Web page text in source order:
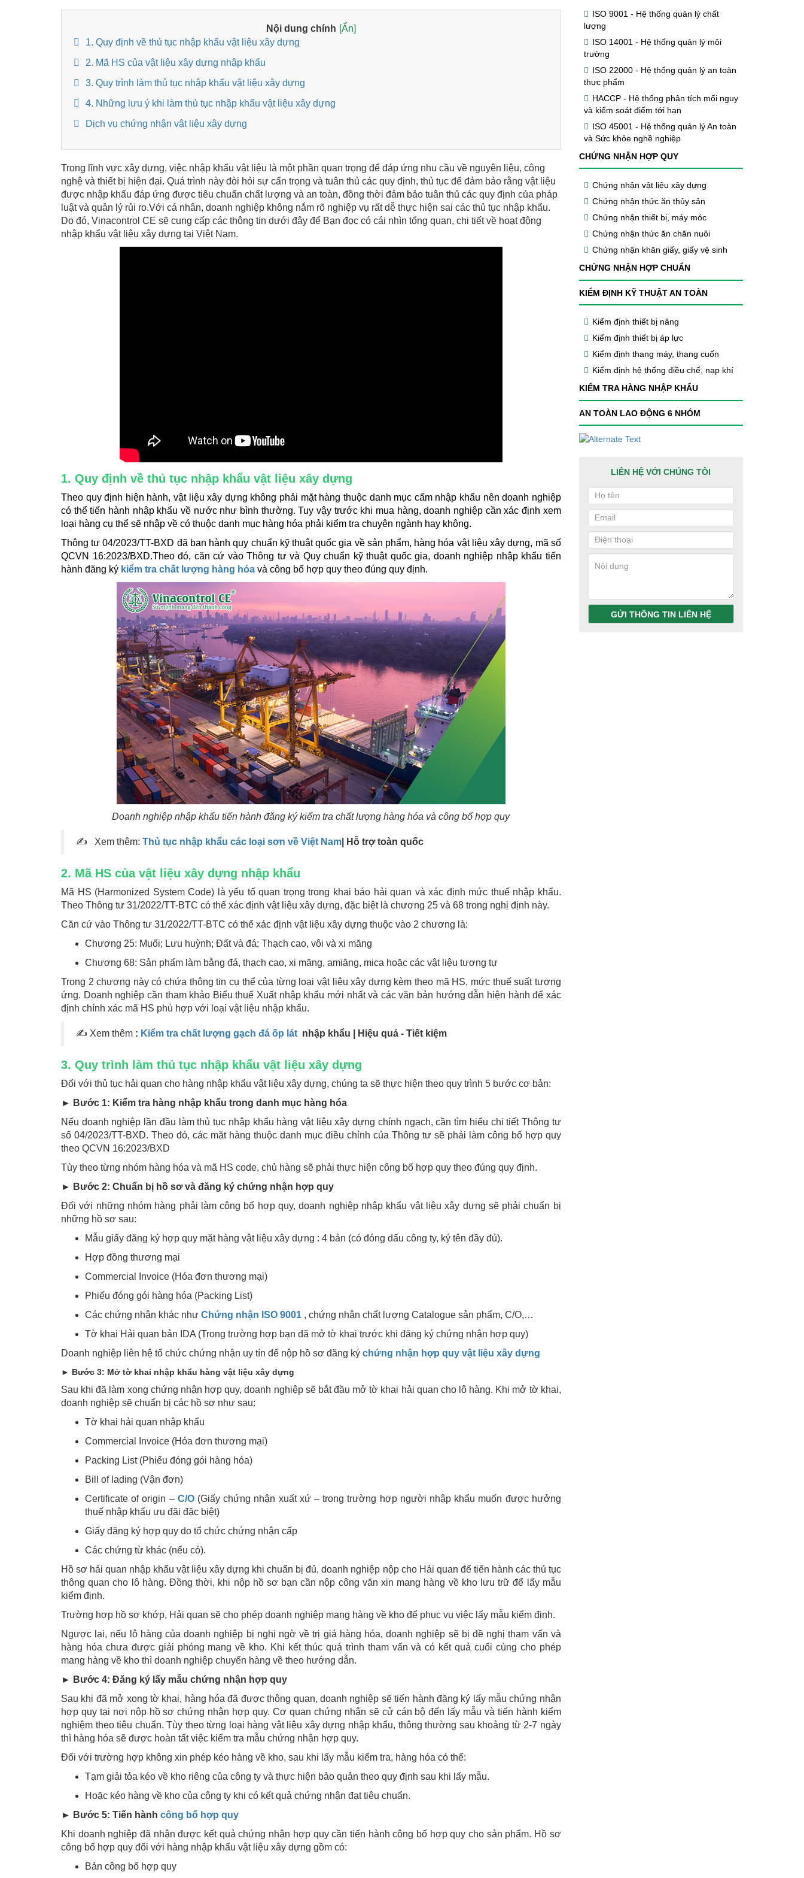
Nội dung chính [Ẩn]
1. Quy định về thủ tục nhập khẩu vật liệu xây dựng
2. Mã HS của vật liệu xây dựng nhập khẩu
3. Quy trình làm thủ tục nhập khẩu vật liệu xây dựng
4. Những lưu ý khi làm thủ tục nhập khẩu vật liệu xây dựng
Dịch vụ chứng nhận vật liệu xây dựng
Trong lĩnh vực xây dựng, việc nhập khẩu vật liệu là một phần quan trọng để đáp ứng nhu cầu về nguyên liệu, công
nghệ và thiết bị hiện đại. Quá trình này đòi hỏi sự cẩn trọng và tuân thủ các quy định, thủ tục để đảm bảo rằng vật liệu
được nhập khẩu đáp ứng được tiêu chuẩn chất lượng và an toàn, đồng thời đảm bảo tuân thủ các quy định của pháp
luật và quản lý rủi ro.Với cá nhân, doanh nghiệp không nắm rõ nghiệp vụ rất dễ thực hiện sai các thủ tục nhập khẩu.
Do đó, Vinacontrol CE sẽ cung cấp các thông tin dưới đây để Bạn đọc có cái nhìn tổng quan, chi tiết về hoạt động
nhập khẩu vật liệu xây dựng tại Việt Nam.
1. Quy định về thủ tục nhập khẩu vật liệu xây dựng
Theo quy định hiện hành, vật liệu xây dựng không phải mặt hàng thuộc danh mục cấm nhập khẩu nên doanh nghiệp
có thể tiến hành nhập khẩu về nước như bình thường. Tuy vậy trước khi mua hàng, doanh nghiệp cần xác định xem
loại hàng cụ thể sẽ nhập về có thuộc danh mục hàng hóa phải kiểm tra chuyên ngành hay không.
Thông tư 04/2023/TT-BXD đã ban hành quy chuẩn kỹ thuật quốc gia về sản phẩm, hàng hóa vật liệu xây dựng, mã số
QCVN 16:2023/BXD.Theo đó, căn cứ vào Thông tư và Quy chuẩn kỹ thuật quốc gia, doanh nghiệp nhập khẩu tiến
hành đăng ký kiểm tra chất lượng hàng hóa và công bố hợp quy theo đúng quy định.
Doanh nghiệp nhập khẩu tiến hành đăng ký kiểm tra chất lượng hàng hóa và công bố hợp quy
✍ Xem thêm: Thủ tục nhập khẩu các loại sơn về Việt Nam | Hỗ trợ toàn quốc
2. Mã HS của vật liệu xây dựng nhập khẩu
Mã HS (Harmonized System Code) là yếu tố quan trọng trong khai báo hải quan và xác định mức thuế nhập khẩu.
Theo Thông tư 31/2022/TT-BTC có thể xác định vật liệu xây dựng, đặc biệt là chương 25 và 68 trong nghị định này.
Căn cứ vào Thông tư 31/2022/TT-BTC có thể xác định vật liệu xây dựng thuộc vào 2 chương là:
Chương 25: Muối; Lưu huỳnh; Đất và đá; Thạch cao, vôi và xi măng
Chương 68: Sản phẩm làm bằng đá, thạch cao, xi măng, amiăng, mica hoặc các vật liệu tương tự
Trong 2 chương này có chứa thông tin cụ thể của từng loại vật liệu xây dựng kèm theo mã HS, mức thuế suất tương
ứng. Doanh nghiệp cần tham khảo Biểu thuế Xuất nhập khẩu mới nhất và các văn bản hướng dẫn hiện hành để xác
định chính xác mã HS phù hợp với loại vật liệu nhập khẩu.
✍ Xem thêm : Kiểm tra chất lượng gạch đá ốp lát nhập khẩu | Hiệu quả - Tiết kiệm
3. Quy trình làm thủ tục nhập khẩu vật liệu xây dựng
Đối với thủ tục hải quan cho hàng nhập khẩu vật liệu xây dựng, chúng ta sẽ thực hiện theo quy trình 5 bước cơ bản:
► Bước 1: Kiểm tra hàng nhập khẩu trong danh mục hàng hóa
Nếu doanh nghiệp lần đầu làm thủ tục nhập khẩu hàng vật liệu xây dựng chính ngạch, cần tìm hiểu chi tiết Thông tư
số 04/2023/TT-BXD. Theo đó, các mặt hàng thuộc danh mục điều chỉnh của Thông tư sẽ phải làm công bố hợp quy
theo QCVN 16:2023/BXD
Tùy theo từng nhóm hàng hóa và mã HS code, chủ hàng sẽ phải thực hiện công bố hợp quy theo đúng quy định.
► Bước 2: Chuẩn bị hồ sơ và đăng ký chứng nhận hợp quy
Đối với những nhóm hàng phải làm công bố hợp quy, doanh nghiệp nhập khẩu vật liệu xây dựng sẽ phải chuẩn bị
những hồ sơ sau:
Mẫu giấy đăng ký hợp quy mặt hàng vật liệu xây dựng : 4 bản (có đóng dấu công ty, ký tên đầy đủ).
Hợp đồng thương mại
Commercial Invoice (Hóa đơn thương mại)
Phiếu đóng gói hàng hóa (Packing List)
Các chứng nhận khác như Chứng nhận ISO 9001 , chứng nhận chất lượng Catalogue sản phẩm, C/O,…
Tờ khai Hải quan bản IDA (Trong trường hợp bạn đã mở tờ khai trước khi đăng ký chứng nhận hợp quy)
Doanh nghiệp liên hệ tổ chức chứng nhận uy tín để nộp hồ sơ đăng ký chứng nhận hợp quy vật liệu xây dựng
► Bước 3: Mở tờ khai nhập khẩu hàng vật liệu xây dựng
Sau khi đã làm xong chứng nhận hợp quy, doanh nghiệp sẽ bắt đầu mở tờ khai hải quan cho lô hàng. Khi mở tờ khai,
doanh nghiệp sẽ chuẩn bị các hồ sơ như sau:
Tờ khai hải quan nhập khẩu
Commercial Invoice (Hóa đơn thương mại)
Packing List (Phiếu đóng gói hàng hóa)
Bill of lading (Vận đơn)
Certificate of origin – C/O (Giấy chứng nhận xuất xứ – trong trường hợp người nhập khẩu muốn được hưởng
thuế nhập khẩu ưu đãi đặc biệt)
Giấy đăng ký hợp quy do tổ chức chứng nhận cấp
Các chứng từ khác (nếu có).
Hồ sơ hải quan nhập khẩu vật liệu xây dựng khi chuẩn bị đủ, doanh nghiệp nộp cho Hải quan để tiến hành các thủ tục
thông quan cho lô hàng. Đồng thời, khi nộp hồ sơ bạn cần nộp công văn xin mang hàng về kho lưu trữ để lấy mẫu
kiểm định.
Trường hợp hồ sơ khớp, Hải quan sẽ cho phép doanh nghiệp mang hàng về kho để phục vụ việc lấy mẫu kiểm định.
Ngược lại, nếu lô hàng của doanh nghiệp bị nghi ngờ về trị giá hàng hóa, doanh nghiệp sẽ bị đề nghị tham vấn và
hàng hóa chưa được giải phóng mang về kho. Khi kết thúc quá trình tham vấn và có kết quả cuối cùng cho phép
mang hàng về kho thì doanh nghiệp chuyển hàng về theo hướng dẫn.
► Bước 4: Đăng ký lấy mẫu chứng nhận hợp quy
Sau khi đã mở xong tờ khai, hàng hóa đã được thông quan, doanh nghiệp sẽ tiến hành đăng ký lấy mẫu chứng nhận
hợp quy tại nơi nộp hồ sơ chứng nhận hợp quy. Cơ quan chứng nhận sẽ cử cán bộ đến lấy mẫu và tiến hành kiểm
nghiệm theo tiêu chuẩn. Tùy theo từng loại hàng vật liệu xây dựng nhập khẩu, thông thường sau khoảng từ 2-7 ngày
thì hàng hóa sẽ được hoàn tất việc kiểm tra mẫu chứng nhận hợp quy.
Đối với trường hợp không xin phép kéo hàng về kho, sau khi lấy mẫu kiểm tra, hàng hóa có thể:
Tạm giải tỏa kéo về kho riêng của công ty và thực hiện bảo quản theo quy định sau khi lấy mẫu.
Hoặc kéo hàng về kho của công ty khi có kết quả chứng nhận đạt tiêu chuẩn.
► Bước 5: Tiến hành công bố hợp quy
Khi doanh nghiệp đã nhận được kết quả chứng nhận hợp quy cần tiến hành công bố hợp quy cho sản phẩm. Hồ sơ
công bố hợp quy đối với hàng nhập khẩu vật liệu xây dựng gồm có:
Bản công bố hợp quy
ISO 9001 - Hệ thống quản lý chất
lượng
ISO 14001 - Hệ thống quản lý môi
trường
ISO 22000 - Hệ thống quản lý an toàn
thực phẩm
HACCP - Hệ thống phân tích mối nguy
và kiểm soát điểm tới hạn
ISO 45001 - Hệ thống quản lý An toàn
và Sức khỏe nghề nghiệp
CHỨNG NHẬN HỢP QUY
Chứng nhận vật liệu xây dựng
Chứng nhận thức ăn thủy sản
Chứng nhận thiết bị, máy móc
Chứng nhận thức ăn chăn nuôi
Chứng nhận khăn giấy, giấy vệ sinh
CHỨNG NHẬN HỢP CHUẨN
KIỂM ĐỊNH KỸ THUẬT AN TOÀN
Kiểm định thiết bị nâng
Kiểm định thiết bị áp lực
Kiểm định thang máy, thang cuốn
Kiểm định hệ thống điều chế, nạp khí
KIỂM TRA HÀNG NHẬP KHẨU
AN TOÀN LAO ĐỘNG 6 NHÓM
LIÊN HỆ VỚI CHÚNG TÔI
GỬI THÔNG TIN LIÊN HỆ